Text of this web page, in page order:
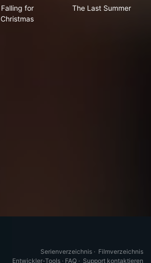
Falling for
Christmas
The Last Summer
Serienverzeichnis · Filmverzeichnis
Entwickler-Tools · FAQ · Support kontaktieren